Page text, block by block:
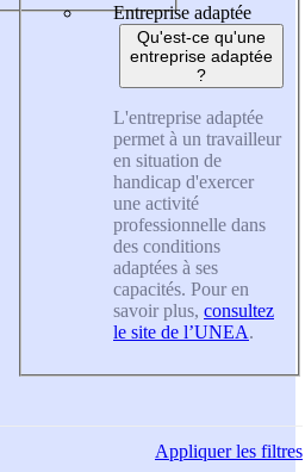
Entreprise adaptée
Qu'est-ce qu'une
entreprise adaptée
?
L'entreprise adaptée
permet à un travailleur
en situation de
handicap d'exercer
une activité
professionnelle dans
des conditions
adaptées à ses
capacités. Pour en
savoir plus, consultez
le site de l’UNEA.
Appliquerles filtres